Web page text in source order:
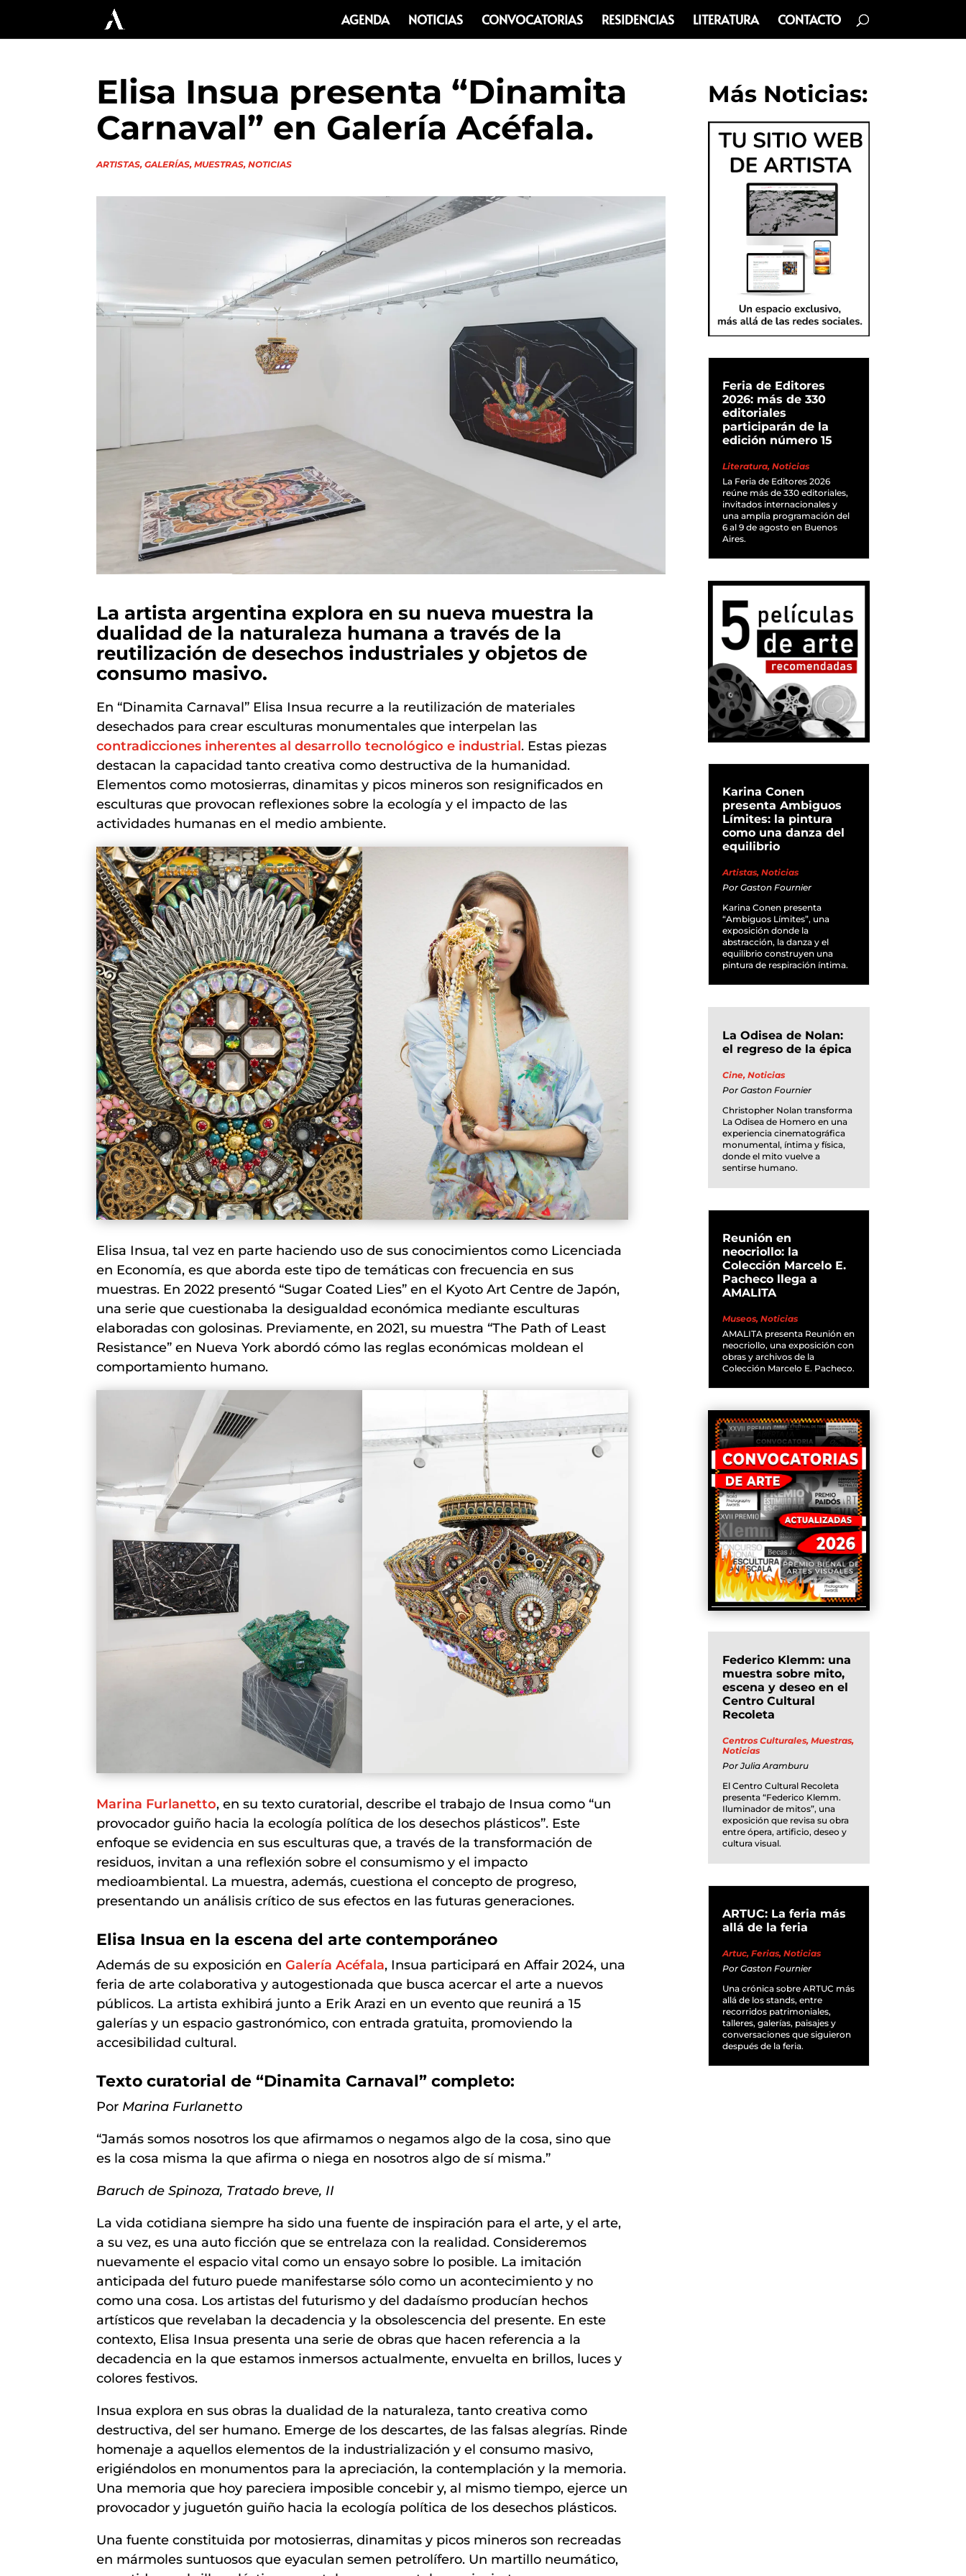
AGENDA NOTICIAS CONVOCATORIAS RESIDENCIAS LITERATURA CONTACTO
Elisa Insua presenta “Dinamita
Carnaval” en Galería Acéfala.
ARTISTAS,GALERÍAS,MUESTRAS,NOTICIAS
La artista argentina explora en su nueva muestra la
dualidad de la naturaleza humana a través de la
reutilización de desechos industriales y objetos de
consumo masivo.
En “Dinamita Carnaval” Elisa Insua recurre a la reutilización de materiales
desechados para crear esculturas monumentales que interpelan las
contradicciones inherentes al desarrollo tecnológico e industrial. Estas piezas
destacan la capacidad tanto creativa como destructiva de la humanidad.
Elementos como motosierras, dinamitas y picos mineros son resignificados en
esculturas que provocan reflexiones sobre la ecología y el impacto de las
actividades humanas en el medio ambiente.
Elisa Insua, tal vez en parte haciendo uso de sus conocimientos como Licenciada
en Economía, es que aborda este tipo de temáticas con frecuencia en sus
muestras. En 2022 presentó “Sugar Coated Lies” en el Kyoto Art Centre de Japón,
una serie que cuestionaba la desigualdad económica mediante esculturas
elaboradas con golosinas. Previamente, en 2021, su muestra “The Path of Least
Resistance” en Nueva York abordó cómo las reglas económicas moldean el
comportamiento humano.
Marina Furlanetto, en su texto curatorial, describe el trabajo de Insua como “un
provocador guiño hacia la ecología política de los desechos plásticos”. Este
enfoque se evidencia en sus esculturas que, a través de la transformación de
residuos, invitan a una reflexión sobre el consumismo y el impacto
medioambiental. La muestra, además, cuestiona el concepto de progreso,
presentando un análisis crítico de sus efectos en las futuras generaciones.
Elisa Insua en la escena del arte contemporáneo
Además de su exposición enGalería Acéfala, Insua participará en Affair 2024, una
feria de arte colaborativa y autogestionada que busca acercar el arte a nuevos
públicos. La artista exhibirá junto a Erik Arazi en un evento que reunirá a 15
galerías y un espacio gastronómico, con entrada gratuita, promoviendo la
accesibilidad cultural.
Texto curatorial de “Dinamita Carnaval” completo:
Por Marina Furlanetto
“Jamás somos nosotros los que afirmamos o negamos algo de la cosa, sino que
es la cosa misma la que afirma o niega en nosotros algo de sí misma.”
Baruch de Spinoza, Tratado breve, II
La vida cotidiana siempre ha sido una fuente de inspiración para el arte, y el arte,
a su vez, es una auto ficción que se entrelaza con la realidad. Consideremos
nuevamente el espacio vital como un ensayo sobre lo posible. La imitación
anticipada del futuro puede manifestarse sólo como un acontecimiento y no
como una cosa. Los artistas del futurismo y del dadaísmo producían hechos
artísticos que revelaban la decadencia y la obsolescencia del presente. En este
contexto, Elisa Insua presenta una serie de obras que hacen referencia a la
decadencia en la que estamos inmersos actualmente, envuelta en brillos, luces y
colores festivos.
Insua explora en sus obras la dualidad de la naturaleza, tanto creativa como
destructiva, del ser humano. Emerge de los descartes, de las falsas alegrías. Rinde
homenaje a aquellos elementos de la industrialización y el consumo masivo,
erigiéndolos en monumentos para la apreciación, la contemplación y la memoria.
Una memoria que hoy pareciera imposible concebir y, al mismo tiempo, ejerce un
provocador y juguetón guiño hacia la ecología política de los desechos plásticos.
Una fuente constituida por motosierras, dinamitas y picos mineros son recreadas
en mármoles suntuosos que eyaculan semen petrolífero. Un martillo neumático,
Más Noticias:
Feria de Editores
2026: más de 330
editoriales
participarán de la
edición número 15
Literatura,Noticias
La Feria de Editores 2026
reúne más de 330 editoriales,
invitados internacionales y
una amplia programación del
6 al 9 de agosto en Buenos
Aires.
Karina Conen
presenta Ambiguos
Límites: la pintura
como una danza del
equilibrio
Artistas,Noticias
PorGaston Fournier
Karina Conen presenta
“Ambiguos Límites”, una
exposición donde la
abstracción, la danza y el
equilibrio construyen una
pintura de respiración íntima.
La Odisea de Nolan:
el regreso de la épica
Cine,Noticias
PorGaston Fournier
Christopher Nolan transforma
La Odisea de Homero en una
experiencia cinematográfica
monumental, íntima y física,
donde el mito vuelve a
sentirse humano.
Reunión en
neocriollo: la
Colección Marcelo E.
Pacheco llega a
AMALITA
Museos,Noticias
AMALITA presenta Reunión en
neocriollo, una exposición con
obras y archivos de la
Colección Marcelo E. Pacheco.
Federico Klemm: una
muestra sobre mito,
escena y deseo en el
Centro Cultural
Recoleta
Centros Culturales,Muestras,
Noticias
PorJulia Aramburu
El Centro Cultural Recoleta
presenta “Federico Klemm.
Iluminador de mitos”, una
exposición que revisa su obra
entre ópera, artificio, deseo y
cultura visual.
ARTUC: La feria más
allá de la feria
Artuc,Ferias,Noticias
PorGaston Fournier
Una crónica sobre ARTUC más
allá de los stands, entre
recorridos patrimoniales,
talleres, galerías, paisajes y
conversaciones que siguieron
después de la feria.